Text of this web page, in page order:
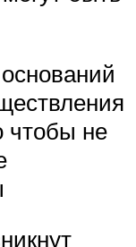
чтобы не